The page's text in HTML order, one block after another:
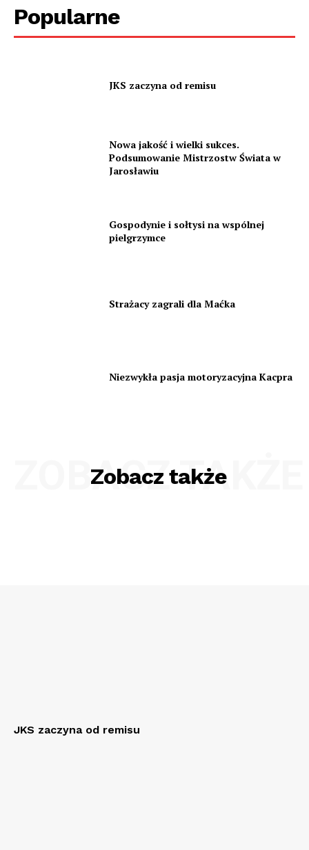
Popularne
JKS zaczyna od remisu
Nowa jakość i wielki sukces.
Podsumowanie Mistrzostw Świata w
Jarosławiu
Gospodynie i sołtysi na wspólnej
pielgrzymce
Strażacy zagrali dla Maćka
Niezwykła pasja motoryzacyjna Kacpra
Zobacz także
ZOBACZ TAKŻE
JKS zaczyna od remisu